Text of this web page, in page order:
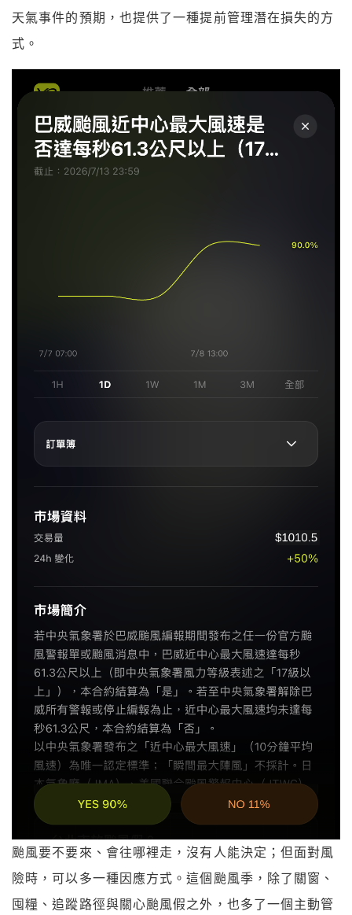
天氣事件的預期，也提供了一種提前管理潛在損失的方
式。
颱風要不要來、會往哪裡走，沒有人能決定；但面對風
險時，可以多一種因應方式。這個颱風季，除了關窗、
囤糧、追蹤路徑與關心颱風假之外，也多了一個主動管